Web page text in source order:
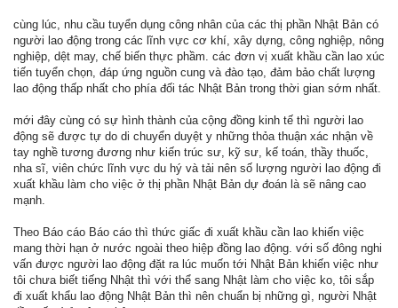
cùng lúc, nhu cầu tuyển dụng công nhân của các thị phần Nhật Bản có
người lao động trong các lĩnh vực cơ khí, xây dựng, công nghiệp, nông
nghiệp, dệt may, chế biến thực phầm. các đơn vị xuất khầu cần lao xúc
tiến tuyển chọn, đáp ứng nguồn cung và đào tạo, đảm bảo chất lượng
lao động thấp nhất cho phía đối tác Nhật Bản trong thời gian sớm nhất.
mới đây cùng có sự hình thành của cộng đồng kinh tế thì người lao
động sẽ được tự do di chuyển duyệt y những thỏa thuận xác nhận về
tay nghề tương đương như kiến trúc sư, kỹ sư, kế toán, thầy thuốc,
nha sĩ, viên chức lĩnh vực du hý và tải nên số lượng người lao động đi
xuất khầu làm cho việc ở thị phần Nhật Bản dự đoán là sẽ nâng cao
mạnh.
Theo Báo cáo Báo cáo thì thức giấc đi xuất khầu cần lao khiến việc
mang thời hạn ở nước ngoài theo hiệp đồng lao động. với số đông nghi
vấn được người lao động đặt ra lúc muốn tới Nhật Bản khiến việc như
tôi chưa biết tiếng Nhật thì với thể sang Nhật làm cho việc ko, tôi sắp
đi xuất khẩu lao động Nhật Bản thì nên chuẩn bị những gì, người Nhật